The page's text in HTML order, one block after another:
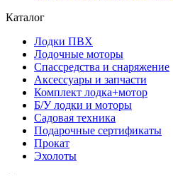
Каталог
Лодки ПВХ
Лодочные моторы
Спассредства и снаряжение
Аксессуары и запчасти
Комплект лодка+мотор
Б/У лодки и моторы
Садовая техника
Подарочные сертификаты
Прокат
Эхолоты